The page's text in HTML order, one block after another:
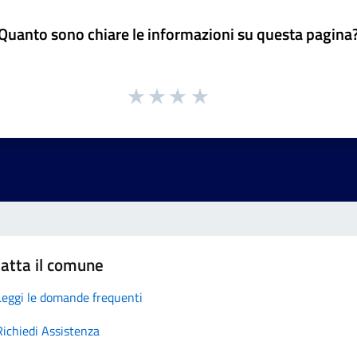
sono chiare le informazioni su questa
il comune
le domande frequenti
Assistenza